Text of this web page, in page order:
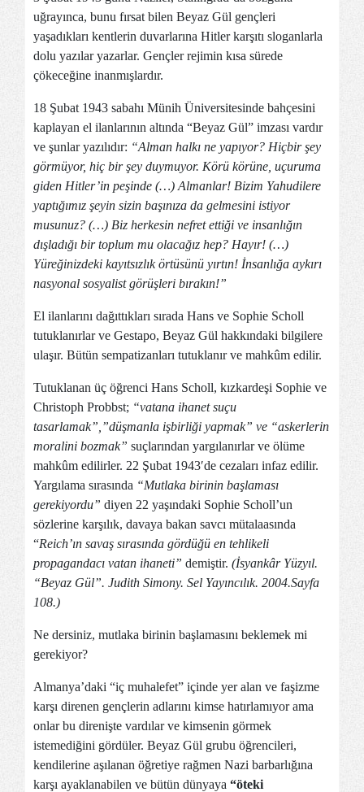
uğrayınca, bunu fırsat bilen Beyaz Gül gençleri
yaşadıkları kentlerin duvarlarına Hitler karşıtı sloganlarla
dolu yazılar yazarlar. Gençler rejimin kısa sürede
çökeceğine inanmışlardır.
18 Şubat 1943 sabahı Münih Üniversitesinde bahçesini
kaplayan el ilanlarının altında “Beyaz Gül” imzası vardır
ve şunlar yazılıdır: “Alman halkı ne yapıyor? Hiçbir şey
görmüyor, hiç bir şey duymuyor. Körü körüne, uçuruma
giden Hitler’in peşinde (…) Almanlar! Bizim Yahudilere
yaptığımız şeyin sizin başınıza da gelmesini istiyor
musunuz? (…) Biz herkesin nefret ettiği ve insanlığın
dışladığı bir toplum mu olacağız hep? Hayır! (…)
Yüreğinizdeki kayıtsızlık örtüsünü yırtın! İnsanlığa aykırı
nasyonal sosyalist görüşleri bırakın!”
El ilanlarını dağıttıkları sırada Hans ve Sophie Scholl
tutuklanırlar ve Gestapo, Beyaz Gül hakkındaki bilgilere
ulaşır. Bütün sempatizanları tutuklanır ve mahkûm edilir.
Tutuklanan üç öğrenci Hans Scholl, kızkardeşi Sophie ve
Christoph Probbst; “vatana ihanet suçu
tasarlamak”,”düşmanla işbirliği yapmak” ve “askerlerin
moralini bozmak” suçlarından yargılanırlar ve ölüme
mahkûm edilirler. 22 Şubat 1943′de cezaları infaz edilir.
Yargılama sırasında “Mutlaka birinin başlaması
gerekiyordu” diyen 22 yaşındaki Sophie Scholl’un
sözlerine karşılık, davaya bakan savcı mütalaasında
“Reich’ın savaş sırasında gördüğü en tehlikeli
propagandacı vatan ihaneti” demiştir. (İsyankâr Yüzyıl.
“Beyaz Gül”. Judith Simony. Sel Yayıncılık. 2004.Sayfa
108.)
Ne dersiniz, mutlaka birinin başlamasını beklemek mi
gerekiyor?
Almanya’daki “iç muhalefet” içinde yer alan ve faşizme
karşı direnen gençlerin adlarını kimse hatırlamıyor ama
onlar bu direnişte vardılar ve kimsenin görmek
istemediğini gördüler. Beyaz Gül grubu öğrencileri,
kendilerine aşılanan öğretiye rağmen Nazi barbarlığına
karşı ayaklanabilen ve bütün dünyaya “öteki